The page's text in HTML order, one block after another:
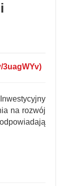
3uagWYv)
na rozwój